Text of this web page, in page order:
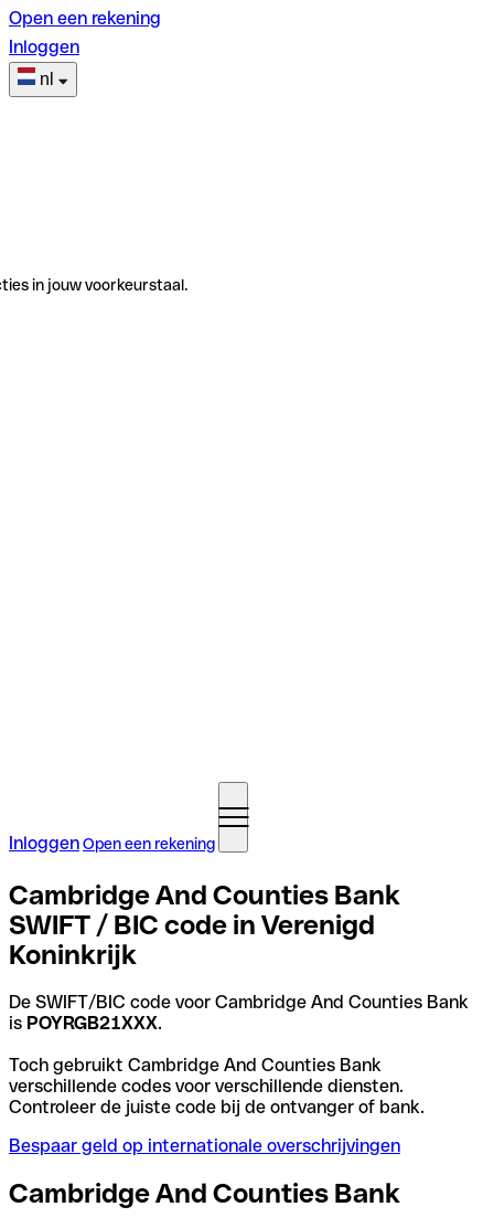
Open een rekening
Inloggen
nl
in jouw voorkeurstaal.
InloggenOpen een rekening
Cambridge And Counties Bank
SWIFT / BIC code in Verenigd
Koninkrijk
De SWIFT/BIC code voor Cambridge And Counties Bank
is POYRGB21XXX.
Toch gebruikt Cambridge And Counties Bank
verschillende codes voor verschillende diensten.
Controleer de juiste code bij de ontvanger of bank.
Bespaar geld op internationale overschrijvingen
Cambridge And Counties Bank